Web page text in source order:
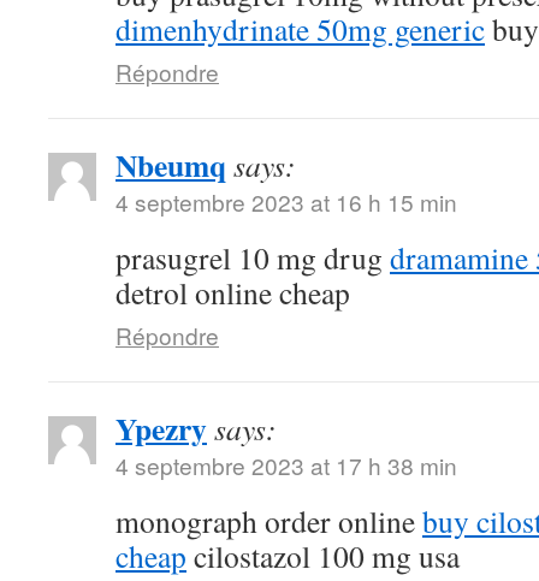
dimenhydrinate 50mg generic
Répondre
Nbeumq says:
4 septembre 2023 at 16 h 15 min
prasugrel 10 mg drug dramamine
detrol online cheap
Répondre
Ypezrysays:
4 septembre 2023 at 17 h 38 min
monograph order onlinebuy
cheap cilostazol 100 mg usa